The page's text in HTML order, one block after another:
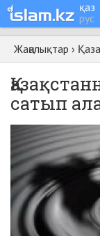
қаз
рус
Жаңалықтар ›
сатып